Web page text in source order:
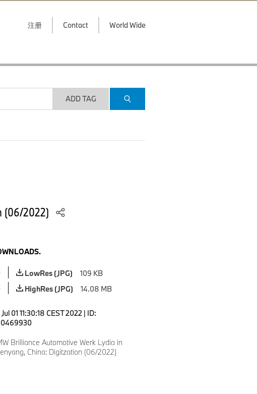
注册 Contact World Wide
ADD TAG
(06/2022)
LowRes (JPG)
109 KB
HighRes (JPG)
14.08 MB
01 11:30:18 CEST 2022 | ID:
Brilliance Automotive Werk Lydia in
China: Digitzation (06/2022)